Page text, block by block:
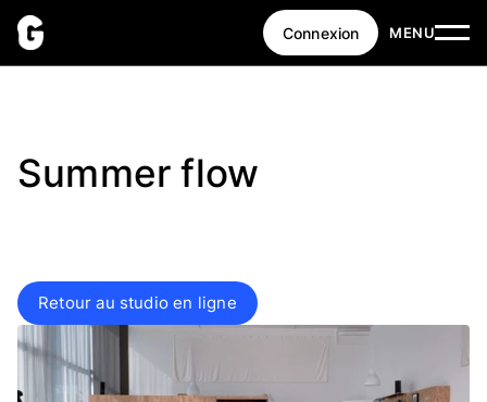
Connexion MENU
Summer flow
Retour au studio en ligne